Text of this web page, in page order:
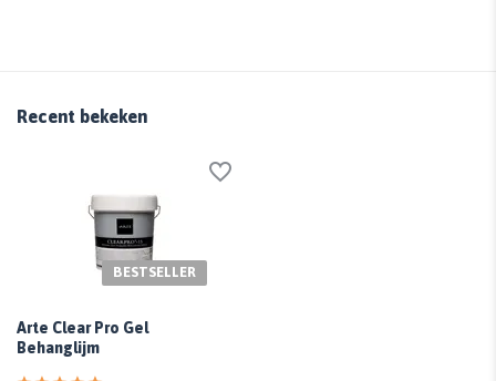
Recent bekeken
BESTSELLER
Arte Clear Pro Gel
Behanglijm